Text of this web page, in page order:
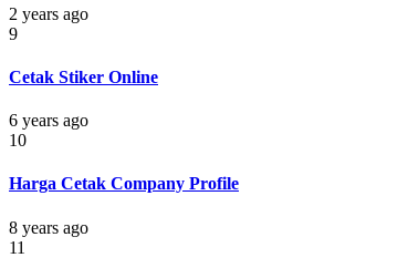
2 years ago
9
Cetak Stiker Online
6 years ago
10
Harga Cetak Company Profile
8 years ago
11